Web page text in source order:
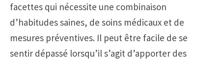
facettes qui nécessite une combinaison
d’habitudes saines, de soins médicaux et de
mesures préventives. Il peut être facile de se
sentir dépassé lorsqu’il s’agit d’apporter des